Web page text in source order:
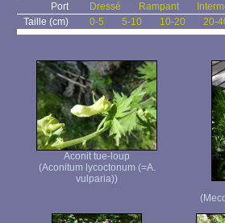
Port
Dressé Rampant
Taille (cm)
0-5 5-10 10-20 20-
Aconit tue-loup
(Aconitum lycoctonum (=A.
vulparia))